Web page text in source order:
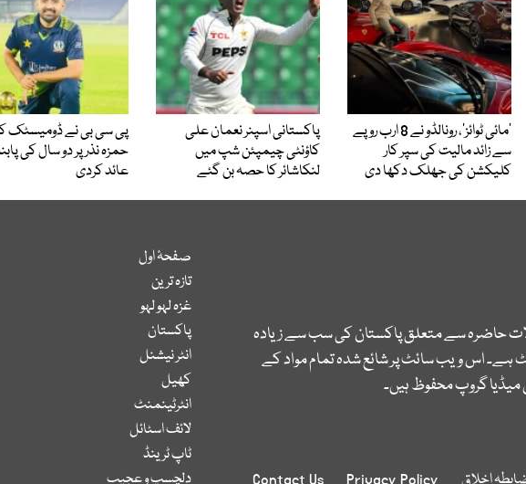
’مائی ٹوائز‘، رونالڈو نے 8 ارب روپے
سے زائد مالیت کی سپر کار
کلیکشن کی جھلک دکھا دی
پاکستانی اسپنر نعمان علی
کاؤنٹی چیمپئن شپ میں
لنکاشائر کا حصہ بن گئے
پی سی بی نے ڈومیسٹک
حمزہ نذر پر دو سال کی
عائد کردی
حاضرہ سے متعلق پاکستان کی سب سے زیادہ
ہے۔ اس ویب سائٹ پر شائع شدہ تمام مواد کے
گروپ محفوظ ہیں۔
صفحۂ اول
تازہ ترین
غزہ لہو لہو
پاکستان
انٹر نیشنل
کھیل
انٹرٹینمنٹ
لائف اسٹائل
ٹاپ ٹرینڈ
دلچسپ و عجیب